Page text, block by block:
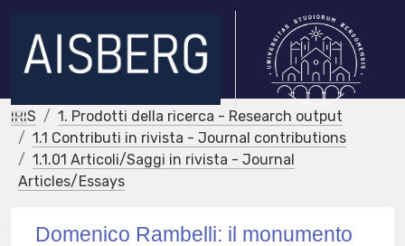
IRIS
1. Prodotti della ricerca - Research output
1.1 Contributi in rivista - Journal contributions
1.1.01 Articoli/Saggi in rivista - Journal
Articles/Essays
Domenico Rambelli: il monumento